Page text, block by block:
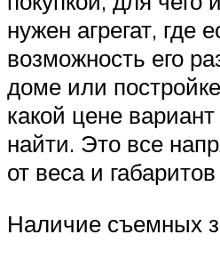
нужен агрегат, где
возможность его
доме или
какой цене
найти. Это все
от веса и габаритов
Наличие съемных